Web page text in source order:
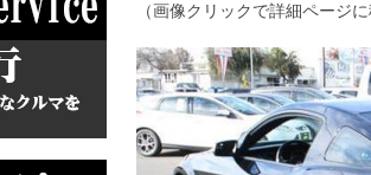
（画像クリックで詳細ページ